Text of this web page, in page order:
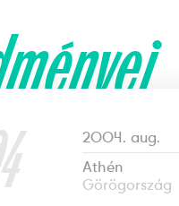
2004. aug.
Athén
Görögország